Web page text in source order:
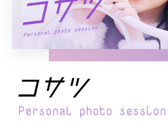
Personal photo session